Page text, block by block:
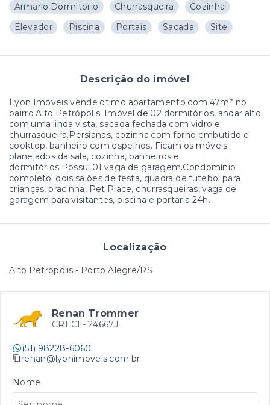
Armario Dormitorio
Churrasqueira
Cozinha
Elevador
Piscina Portais Sacada Site
Descrição do imóvel
Lyon Imóveis vende ótimo apartamento com 47m² no
bairro Alto Petrópolis. Imóvel de 02 dormitórios, andar alto
com uma linda vista, sacada fechada com vidro e
churrasqueira.Persianas, cozinha com forno embutido e
cooktop, banheiro com espelhos. Ficam os móveis
planejados da sala, cozinha, banheiros e
dormitórios.Possui 01 vaga de garagem.Condomínio
completo: dois salões de festa, quadra de futebol para
crianças, pracinha, Pet Place, churrasqueiras, vaga de
garagem para visitantes, piscina e portaria 24h.
Localização
Alto Petropolis - Porto Alegre/RS
Renan Trommer
CRECI - 24667J
(51) 98228-6060
renan@lyonimoveis.com.br
Nome